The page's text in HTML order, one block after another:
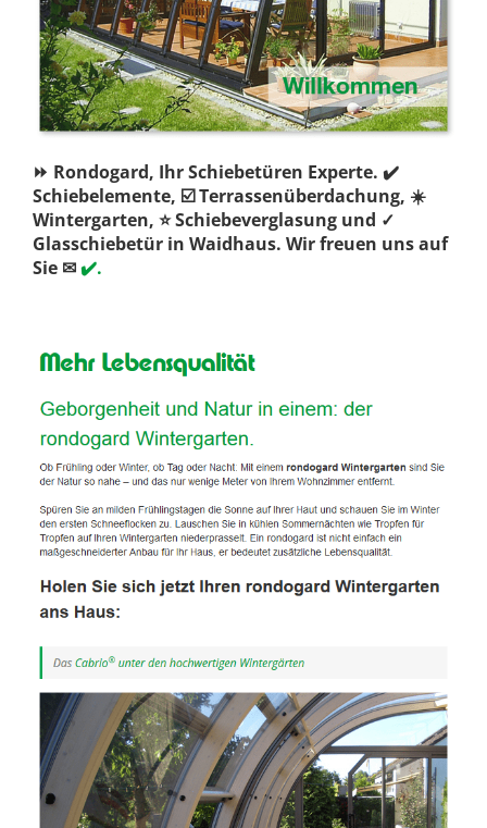
⏩ Rondogard, Ihr Schiebetüren Experte. ✔️
Schiebelemente, ☑️ Terrassenüberdachung, ☀️
Wintergarten, ⭐ Schiebeverglasung und ✓
Glasschiebetür in Waidhaus. Wir freuen uns auf
Sie ✉✔️.